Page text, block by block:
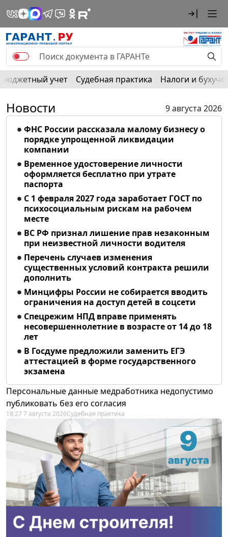
Бюджетный учет Судебная практика Налоги и
Новости
9 августа 2026
ФНС России рассказала малому бизнесу о
порядке упрощенной ликвидации
компании
Временное удостоверение личности
оформляется бесплатно при утрате
паспорта
С 1 февраля 2027 года заработает ГОСТ по
психосоциальным рискам на рабочем
месте
ВС РФ признал лишение прав незаконным
при неизвестной личности водителя
Перечень случаев изменения
существенных условий контракта решили
дополнить
Минцифры России не собирается вводить
ограничения на доступ детей в соцсети
Спецрежим НПД вправе применять
несовершеннолетние в возрасте от 14 до 18
лет
В Госдуме предложили заменить ЕГЭ
аттестацией в форме государственного
экзамена
Персональные данные медработника недопустимо
публиковать без его согласия
18:27 7 августа 2026Судебная практика